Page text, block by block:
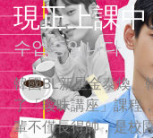
現正上課
수업중입니다
韓國BL新星金泰煥、
了「曖昧講座」課程
輩不僅長得帥，是校